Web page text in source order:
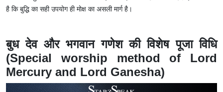
है कि बुद्धि का सही उपयोग ही मोक्ष का असली मार्ग है।
बुध देव और भगवान गणेश की विशेष पूजा विधि
(Special worship method of Lord
Mercury and Lord Ganesha)